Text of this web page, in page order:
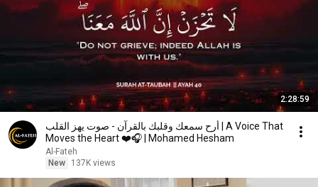
2:28:59
أرح سمعك وقلبك بالقرآن - صوت يهز القلب | A Voice That
Moves the Heart ❤️🎧 | Mohamed Hesham
Al-Fateh
New
137K views